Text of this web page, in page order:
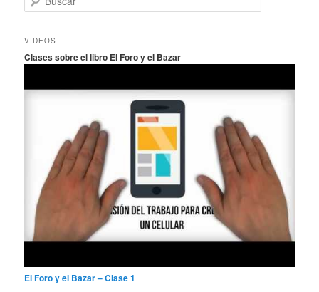
u
c
r
VIDEOS
Clases sobre el libro El Foro y el Bazar
El Foro y el Bazar – Clase 1